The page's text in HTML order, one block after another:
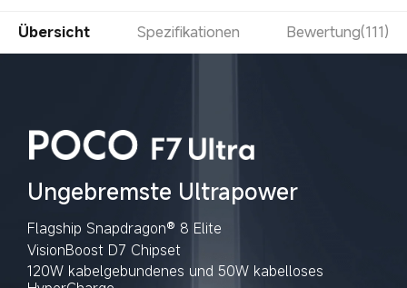
Übersicht Spezifikationen Bewertung(111)
120W kabelgebundenes und 50W kabelloses